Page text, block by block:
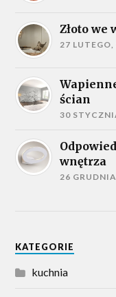
Złoto
27 LUTEGO,
ścian
30
wnętrza
26
KATEGORIE
kuchnia